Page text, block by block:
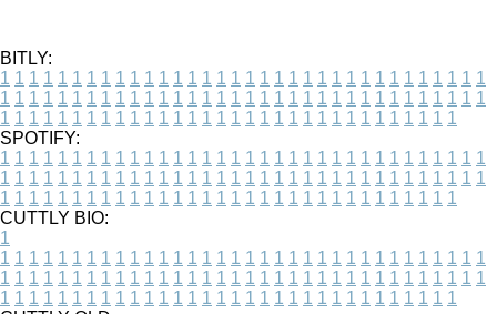
BITLY:
1 1 1 1 1 1 1 1 1 1 1 1 1 1 1 1 1 1 1 1 1 1 1 1 1 1 1 1 1 1 1 1 1 1
1 1 1 1 1 1 1 1 1 1 1 1 1 1 1 1 1 1 1 1 1 1 1 1 1 1 1 1 1 1 1 1 1 1
1 1 1 1 1 1 1 1 1 1 1 1 1 1 1 1 1 1 1 1 1 1 1 1 1 1 1 1 1 1 1 1
SPOTIFY:
1 1 1 1 1 1 1 1 1 1 1 1 1 1 1 1 1 1 1 1 1 1 1 1 1 1 1 1 1 1 1 1 1 1
1 1 1 1 1 1 1 1 1 1 1 1 1 1 1 1 1 1 1 1 1 1 1 1 1 1 1 1 1 1 1 1 1 1
1 1 1 1 1 1 1 1 1 1 1 1 1 1 1 1 1 1 1 1 1 1 1 1 1 1 1 1 1 1 1 1
CUTTLY BIO:
1
1 1 1 1 1 1 1 1 1 1 1 1 1 1 1 1 1 1 1 1 1 1 1 1 1 1 1 1 1 1 1 1 1 1
1 1 1 1 1 1 1 1 1 1 1 1 1 1 1 1 1 1 1 1 1 1 1 1 1 1 1 1 1 1 1 1 1 1
1 1 1 1 1 1 1 1 1 1 1 1 1 1 1 1 1 1 1 1 1 1 1 1 1 1 1 1 1 1 1 1